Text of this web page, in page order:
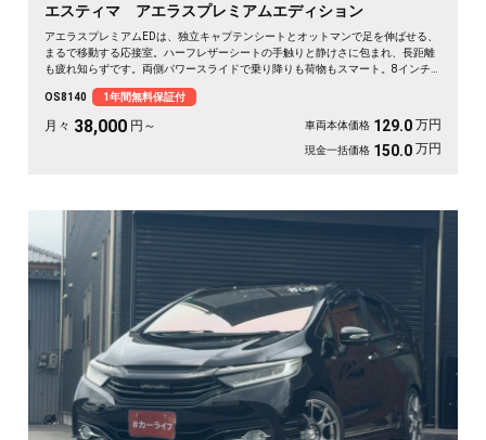
エスティマ アエラスプレミアムエディション
アエラスプレミアムEDは、独立キャプテンシートとオットマンで足を伸ばせる、
まるで移動する応接室。ハーフレザーシートの手触りと静けさに包まれ、長距離
も疲れ知らずです。両側パワースライドで乗り降りも荷物もスマート。8インチ
パールの艶やかなボディが週末を格上げしてくれます。心地よさで選ぶなら《1
年保証付》💺✨🚗🎵💎
OS8140 1年間無料保証付
月々 38,000 円～ 車両本体価格 129.0 万円
現金一括価格 150.0 万円